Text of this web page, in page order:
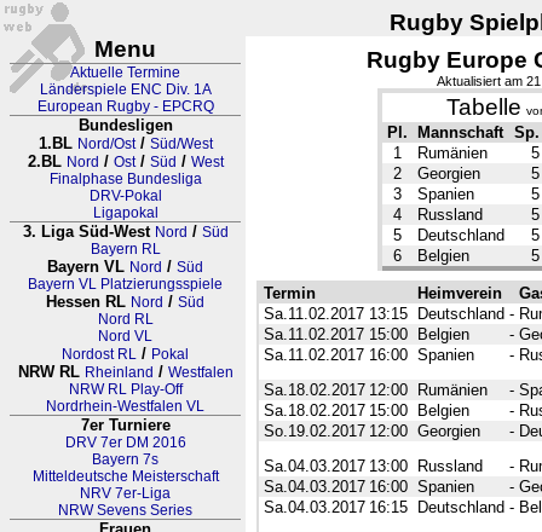
Rugby
Menu
Aktuelle Termine
Länderspiele ENC Div. 1A
European Rugby - EPCRQ
Bundesligen
1.BL Nord/Ost/ Süd/West
2.BL Nord / Ost/ Süd / West
Finalphase Bundesliga
DRV-Pokal
Ligapokal
3. Liga Süd-West Nord / Süd
Bayern RL
Bayern VL Nord / Süd
Bayern VL Platzierungsspiele
Hessen RL Nord / Süd
Nord RL
Nord VL
Nordost RL / Pokal
NRW RL Rheinland / Westfalen
NRW RL Play-Off
Nordrhein-Westfalen VL
7er Turniere
DRV 7er DM 2016
Bayern 7s
Mitteldeutsche Meisterschaft
NRV 7er-Liga
NRW Sevens Series
Rugby Europe
Aktualisiert am
Tabelle
Pl. Mannschaft Sp.
1
Rumänien
5
2
Georgien
5
3
Spanien
5
4
Russland
5
5
Deutschland
5
6
Belgien 5
Termin Heimverein
Sa.11.02.2017 13:15 Deutschland -
Sa.11.02.2017 15:00 Belgien -
Sa.11.02.2017 16:00 Spanien -
Sa.18.02.2017 12:00 Rumänien -
Sa.18.02.2017 15:00 Belgien -
So.19.02.2017 12:00 Georgien -
Sa.04.03.2017 13:00 Russland -
Sa.04.03.2017 16:00 Spanien -
Sa.04.03.2017 16:15 Deutschland -